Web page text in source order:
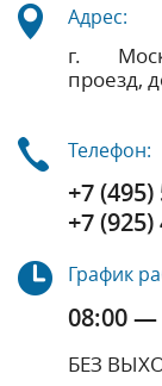
Адрес:
г.
проезд,
Телефон:
+7
+7
График
08:00 —
БЕЗ